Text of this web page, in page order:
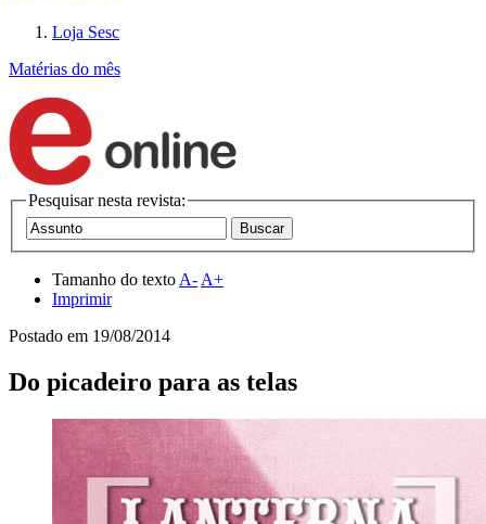
Loja Sesc
Matérias do mês
Pesquisar nesta revista:
Tamanho do texto A- A+
Imprimir
Postado em 19/08/2014
Do picadeiro para as telas